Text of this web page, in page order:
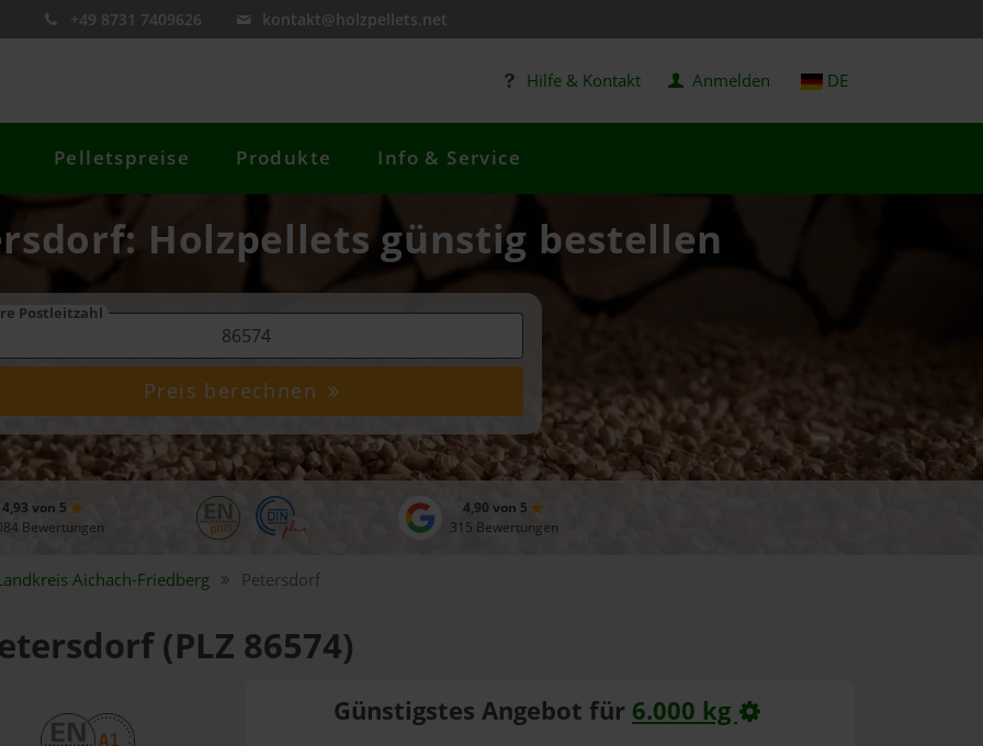
+49 8731 7409626 kontakt@holzpellets.net
Hilfe & Kontakt Anmelden DE
Pelletspreise Produkte Info & Service
Holzpellets günstig bestellen
Postleitzahl
Preis berechnen
4,93 von 5
Bewertungen
4,90 von 5
315 Bewertungen
Aichach-Friedberg Petersdorf
(PLZ 86574)
Günstigstes Angebot für 6.000 kg